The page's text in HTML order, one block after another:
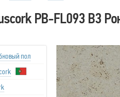
PB-FL093 B3
пол